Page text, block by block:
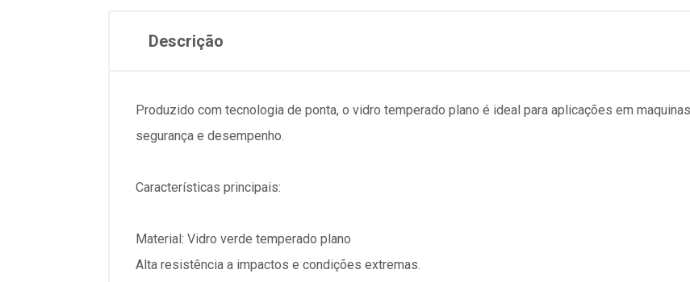
Descrição
Produzido com tecnologia de ponta, o vidro temperado plano é ideal para aplicações em
segurança e desempenho.
Características principais:
Material: Vidro verde temperado plano
Alta resistência a impactos e condições extremas.